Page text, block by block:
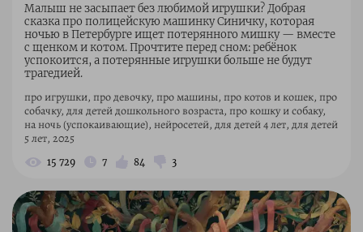
Малыш не засыпает без любимой игрушки? Добрая
сказка про полицейскую машинку Синичку, которая
ночью в Петербурге ищет потерянного мишку — вместе
с щенком и котом. Прочтите перед сном: ребёнок
успокоится, а потерянные игрушки больше не будут
трагедией.
про игрушки, про девочку, про машины, про котов и кошек, про
собачку, для детей дошкольного возраста, про кошку и собаку,
на ночь (успокаивающие), нейросетей, для детей 4 лет, для детей
5 лет, 2025
15 729 7 84 3